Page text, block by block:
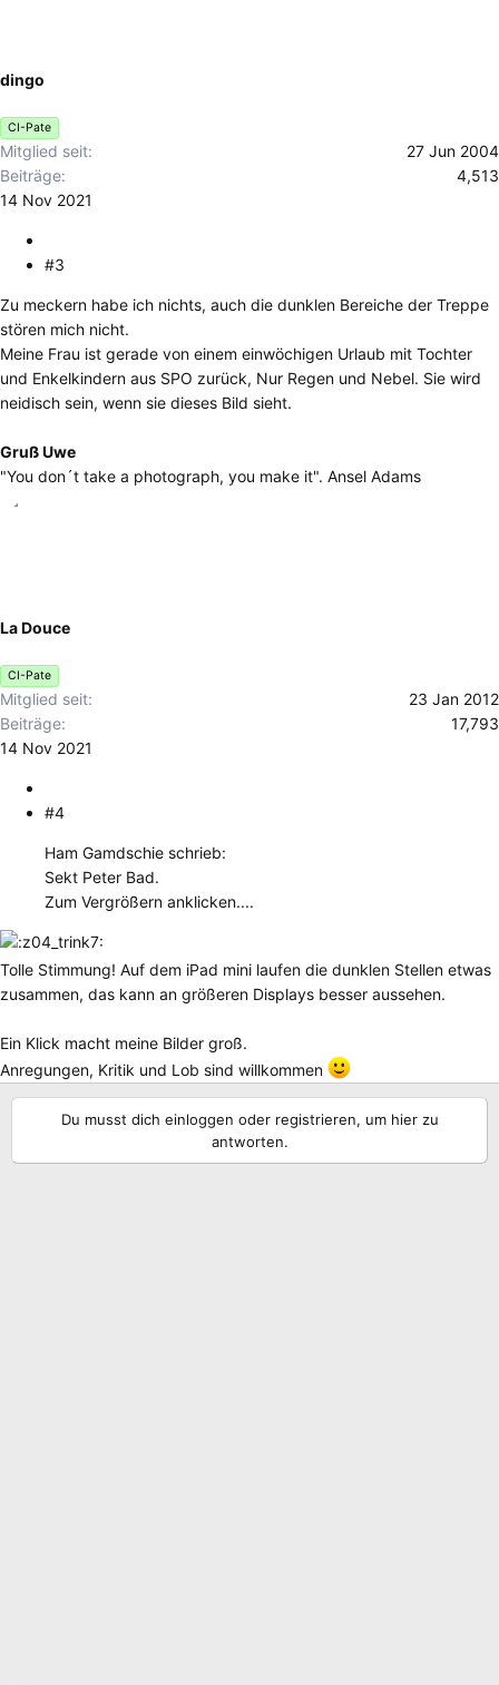
dingo
CI-Pate
Mitglied seit
27 Jun 2004
Beiträge
4,513
14 Nov 2021
#3
Zu meckern habe ich nichts, auch die dunklen Bereiche der Treppe
stören mich nicht.
Meine Frau ist gerade von einem einwöchigen Urlaub mit Tochter
und Enkelkindern aus SPO zurück, Nur Regen und Nebel. Sie wird
neidisch sein, wenn sie dieses Bild sieht.
Gruß Uwe
"You don´t take a photograph, you make it". Ansel Adams
La Douce
CI-Pate
Mitglied seit
23 Jan 2012
Beiträge
17,793
14 Nov 2021
#4
Ham Gamdschie schrieb:
Sekt Peter Bad.
Zum Vergrößern anklicken....
Tolle Stimmung! Auf dem iPad mini laufen die dunklen Stellen etwas
zusammen, das kann an größeren Displays besser aussehen.
Ein Klick macht meine Bilder groß.
Anregungen, Kritik und Lob sind willkommen
Du musst dich einloggen oder registrieren, um hier zu
antworten.